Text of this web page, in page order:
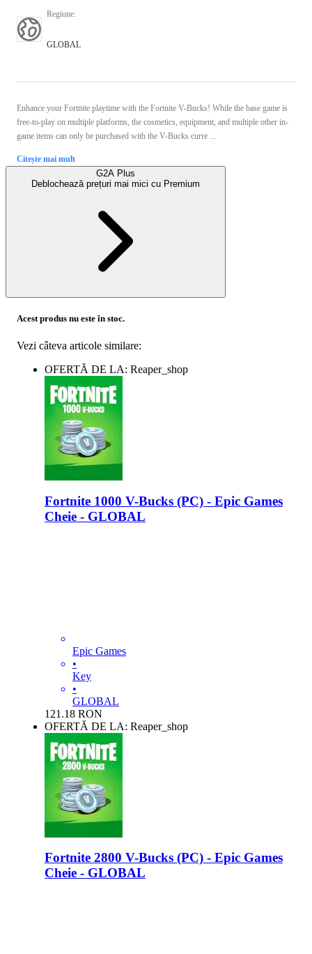
Regiune:
GLOBAL
Enhance your Fortnite playtime with the Fortnite V-Bucks! While the base game is
free-to-play on multiple platforms, the cosmetics, equipment, and multiple other in-
game items can only be purchased with the V-Bucks curre ...
Citește mai mult
G2A Plus
Deblochează prețuri mai mici cu Premium
Acest produs nu este în stoc.
Vezi câteva articole similare:
OFERTĂ DE LA: Reaper_shop
Fortnite 1000 V-Bucks (PC) - Epic Games
Cheie - GLOBAL
Epic Games
•
Key
•
GLOBAL
121.18 RON
OFERTĂ DE LA: Reaper_shop
Fortnite 2800 V-Bucks (PC) - Epic Games
Cheie - GLOBAL